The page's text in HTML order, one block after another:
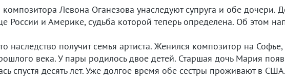
Левона Оганезова унаследуют супруга и обе дочери.
России и Америке, судьба которой теперь определена. Об этом
наследство получит семья артиста. Женился композитор на
века. У пары родилось двое детей. Старшая дочь Мария
спустя десять лет. Уже долгое время обе сестры проживают в